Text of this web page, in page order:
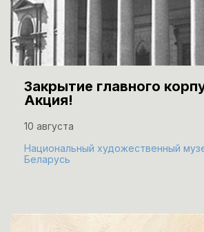
Закрытие главного
Акция!
10 августа
Национальный художественный
Беларусь